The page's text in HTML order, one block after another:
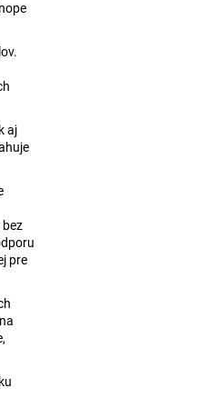
aj
pre